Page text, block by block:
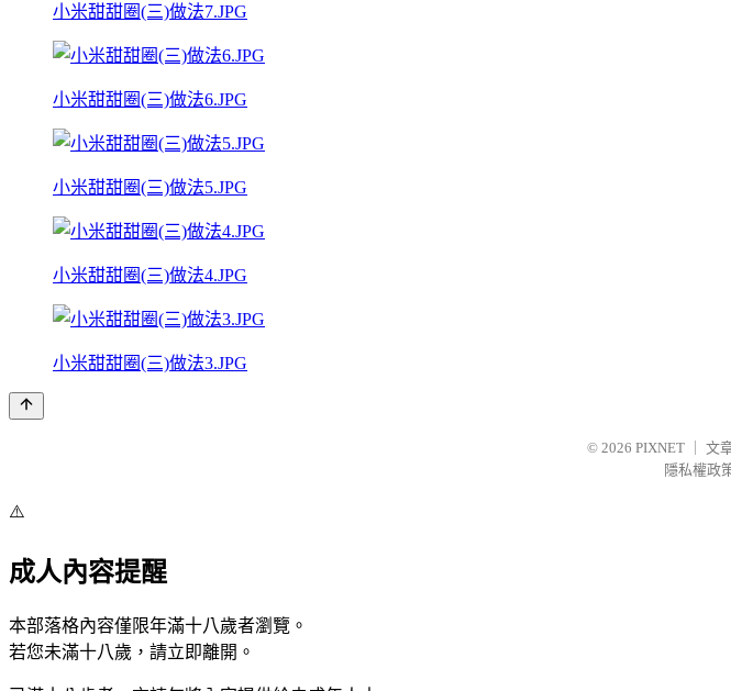
小米甜甜圈(三)做法7.JPG
小米甜甜圈(三)做法6.JPG
小米甜甜圈(三)做法5.JPG
小米甜甜圈(三)做法4.JPG
小米甜甜圈(三)做法3.JPG
© 2026 PIXNET
文
隱私權政
⚠️
成人內容提醒
本部落格內容僅限年滿十八歲者瀏覽。
若您未滿十八歲，請立即離開。